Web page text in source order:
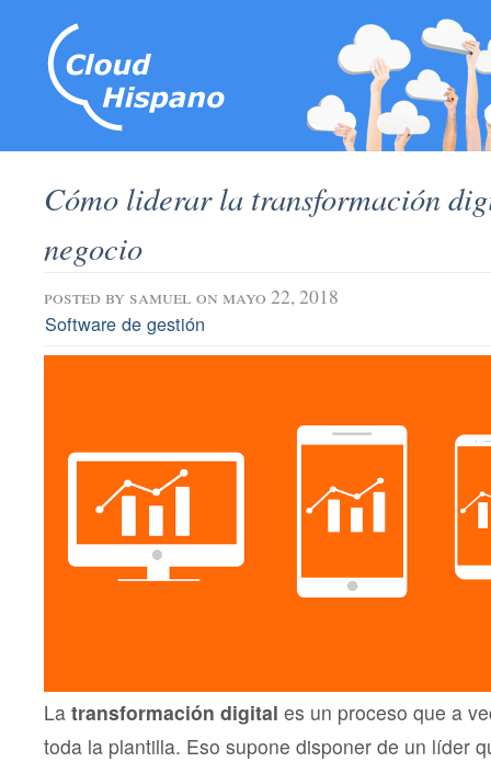
Cómo liderar la transformación
negocio
posted by samuel on mayo 22, 2018
Software de gestión
La transformación digital es un proceso que a
toda la plantilla. Eso supone disponer de un líder